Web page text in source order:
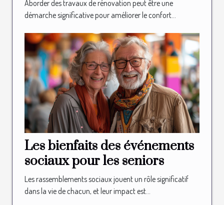
Aborder des travaux de rénovation peut être une
démarche significative pour améliorer le confort...
Les bienfaits des événements
sociaux pour les seniors
Les rassemblements sociaux jouent un rôle significatif
dans la vie de chacun, et leur impact est...